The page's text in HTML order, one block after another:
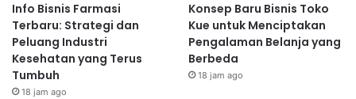
Info Bisnis Farmasi
Terbaru: Strategi dan
Peluang Industri
Kesehatan yang Terus
Tumbuh
18 jam ago
Konsep Baru Bisnis Toko
Kue untuk Menciptakan
Pengalaman Belanja yang
Berbeda
18 jam ago